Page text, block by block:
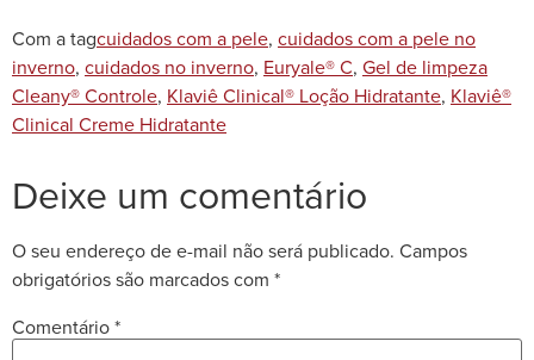
Com a tagcuidados com a pele, cuidados com a pele no
inverno, cuidados no inverno, Euryale® C, Gel de limpeza
Cleany® Controle, Klaviê Clinical® Loção Hidratante, Klaviê®
Clinical Creme Hidratante
Deixe um comentário
O seu endereço de e-mail não será publicado. Campos
obrigatórios são marcados com *
Comentário*